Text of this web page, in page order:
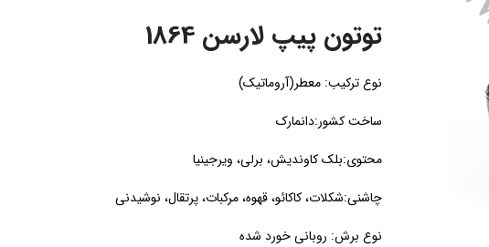
توتون پیپ لارسن 1864
نوع ترکیب: معطر(آروماتیک)
ساخت کشور:دانمارک
محتوی:بلک کاوندیش، برلی، ویرجینیا
چاشنی:شکلات، کاکائو، قهوه، مرکبات، پرتقال، نوشیدنی
نوع برش: روبانی خورد شده